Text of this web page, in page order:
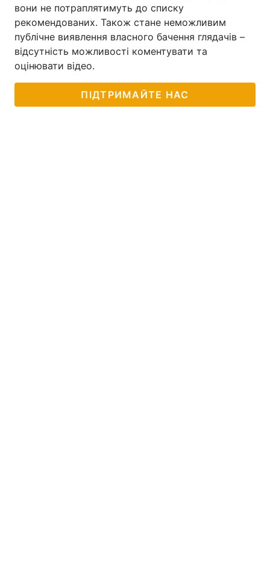
вони не потраплятимуть до списку
рекомендованих. Також стане неможливим
публічне виявлення власного бачення глядачів –
відсутність можливості коментувати та
оцінювати відео.
ПІДТРИМАЙТЕ НАС